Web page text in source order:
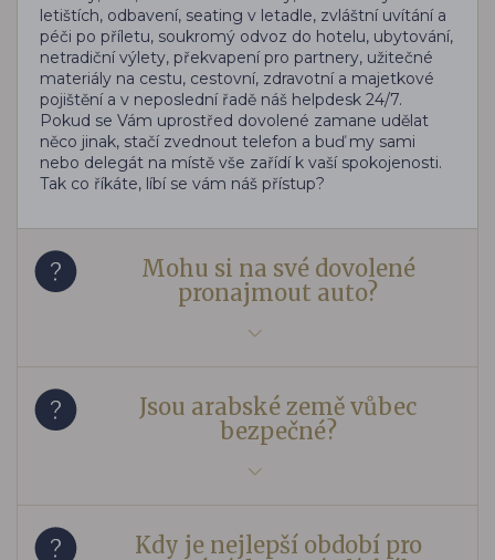
letištích, odbavení, seating v letadle, zvláštní uvítání a
péči po příletu, soukromý odvoz do hotelu, ubytování,
netradiční výlety, překvapení pro partnery, užitečné
materiály na cestu, cestovní, zdravotní a majetkové
pojištění a v neposlední řadě náš helpdesk 24/7.
Pokud se Vám uprostřed dovolené zamane udělat
něco jinak, stačí zvednout telefon a buď my sami
nebo delegát na místě vše zařídí k vaší spokojenosti.
Tak co říkáte, líbí se vám náš přístup?
Mohu si na své dovolené
pronajmout auto?
Jsou arabské země vůbec
bezpečné?
Kdy je nejlepší období pro